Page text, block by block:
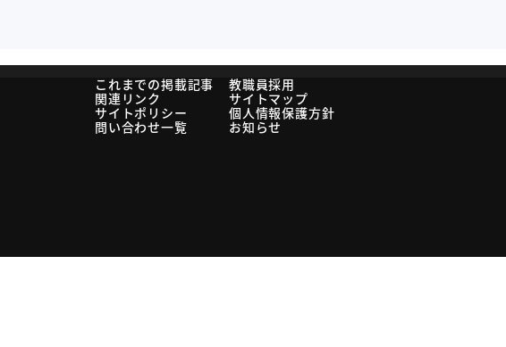
これまでの掲載記事
教職員採用
関連リンク
サイトマップ
サイトポリシー
個人情報保護方針
問い合わせ一覧
お知らせ